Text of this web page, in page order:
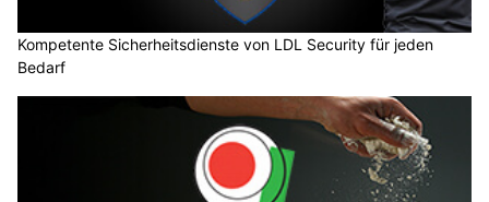
Kompetente Sicherheitsdienste von LDL Security für jeden
Bedarf